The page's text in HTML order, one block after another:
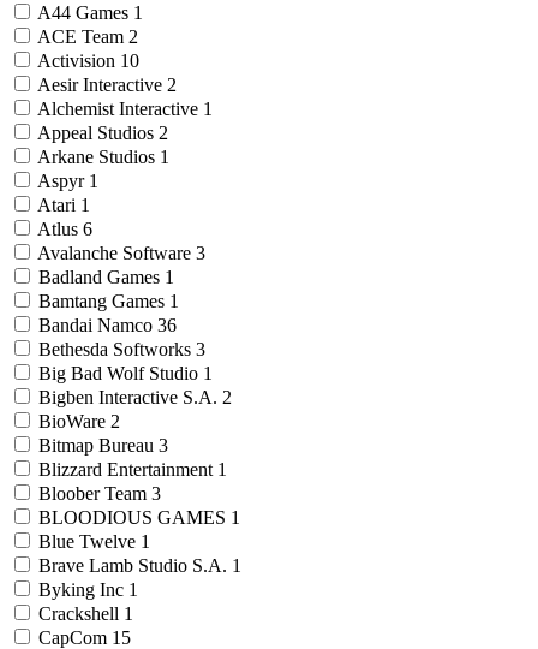
A44 Games 1
ACE Team 2
Activision 10
Aesir Interactive 2
Alchemist Interactive 1
Appeal Studios 2
Arkane Studios 1
Aspyr 1
Atari 1
Atlus 6
Avalanche Software 3
Badland Games 1
Bamtang Games 1
Bandai Namco 36
Bethesda Softworks 3
Big Bad Wolf Studio 1
Bigben Interactive S.A. 2
BioWare 2
Bitmap Bureau 3
Blizzard Entertainment 1
Bloober Team 3
BLOODIOUS GAMES 1
Blue Twelve 1
Brave Lamb Studio S.A. 1
Byking Inc 1
Crackshell 1
CapCom 15